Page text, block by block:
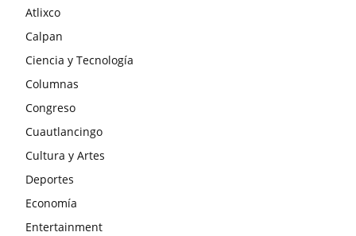
Atlixco
Calpan
Ciencia y Tecnología
Columnas
Congreso
Cuautlancingo
Cultura y Artes
Deportes
Economía
Entertainment